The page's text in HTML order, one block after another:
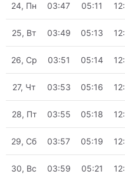
24, Пн 03:47 05:11
25, Вт 03:49 05:13
26, Ср 03:51 05:14
27, Чт 03:53 05:16
28, Пт 03:55 05:18
29, Сб 03:57 05:19
30, Вс 03:59 05:21